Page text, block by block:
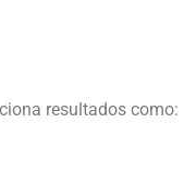
resultados como: